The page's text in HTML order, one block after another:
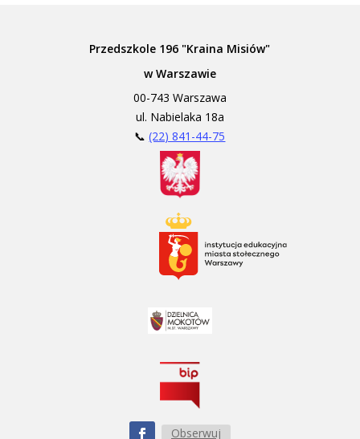
Przedszkole 196 "Kraina Misiów"
w Warszawie
00-743 Warszawa
ul. Nabielaka 18a
📞(22) 841-44-75
Obserwuj